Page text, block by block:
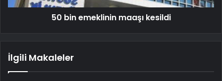
50 bin emeklinin maaşı kesildi
İlgili Makaleler